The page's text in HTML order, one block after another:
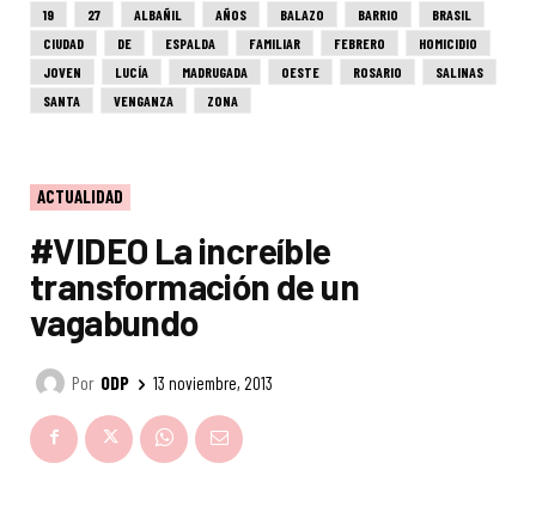
19 27 ALBAÑIL AÑOS BALAZO BARRIO
BRASIL
CIUDAD
DE ESPALDA FAMILIAR FEBRERO
HOMICIDIO
JOVEN
LUCÍA MADRUGADA OESTE ROSARIO
SALINAS
SANTA
VENGANZA ZONA